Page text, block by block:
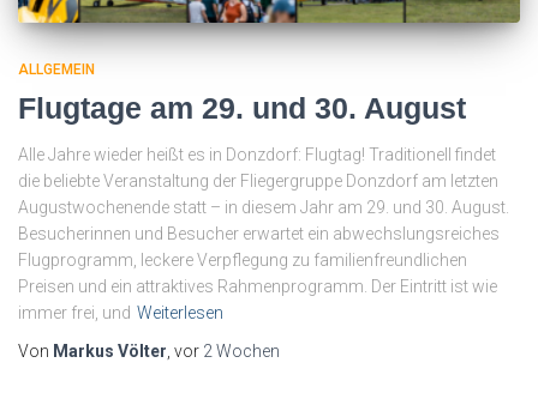
ALLGEMEIN
Flugtage am 29. und 30. August
Alle Jahre wieder heißt es in Donzdorf: Flugtag! Traditionell findet
die beliebte Veranstaltung der Fliegergruppe Donzdorf am letzten
Augustwochenende statt – in diesem Jahr am 29. und 30. August.
Besucherinnen und Besucher erwartet ein abwechslungsreiches
Flugprogramm, leckere Verpflegung zu familienfreundlichen
Preisen und ein attraktives Rahmenprogramm. Der Eintritt ist wie
immer frei, und Weiterlesen
Von Markus Völter , vor 2 Wochen